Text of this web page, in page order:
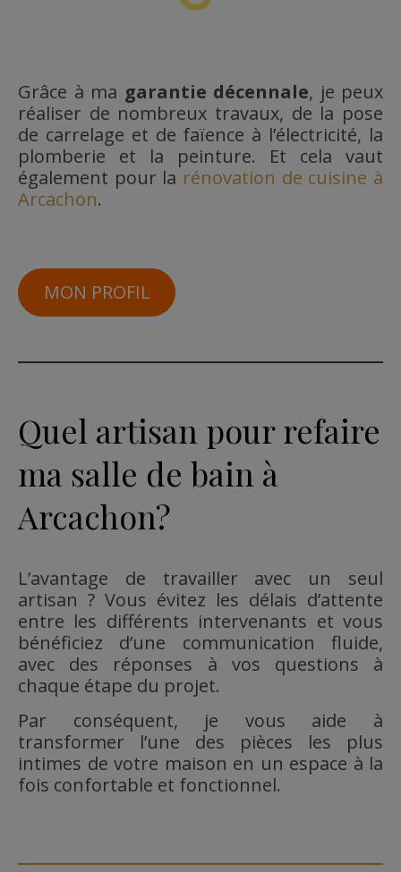
Grâce à ma garantie décennale, je peux
réaliser de nombreux travaux, de la pose
de carrelage et de faïence à l’électricité, la
plomberie et la peinture. Et cela vaut
également pour la rénovation de cuisine à
Arcachon.
MON PROFIL
Quel artisan pour refaire
ma salle de bain à
Arcachon?
L’avantage de travailler avec un seul
artisan ? Vous évitez les délais d’attente
entre les différents intervenants et vous
bénéficiez d’une communication fluide,
avec des réponses à vos questions à
chaque étape du projet.
Par conséquent, je vous aide à
transformer l’une des pièces les plus
intimes de votre maison en un espace à la
fois confortable et fonctionnel.